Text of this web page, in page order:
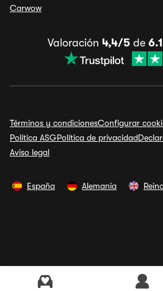
Carwow
Valoración 4,4/5 de
Términos y condicionesConfigurar
Política ASGPolítica de privacidad
Aviso legal
España Alemania